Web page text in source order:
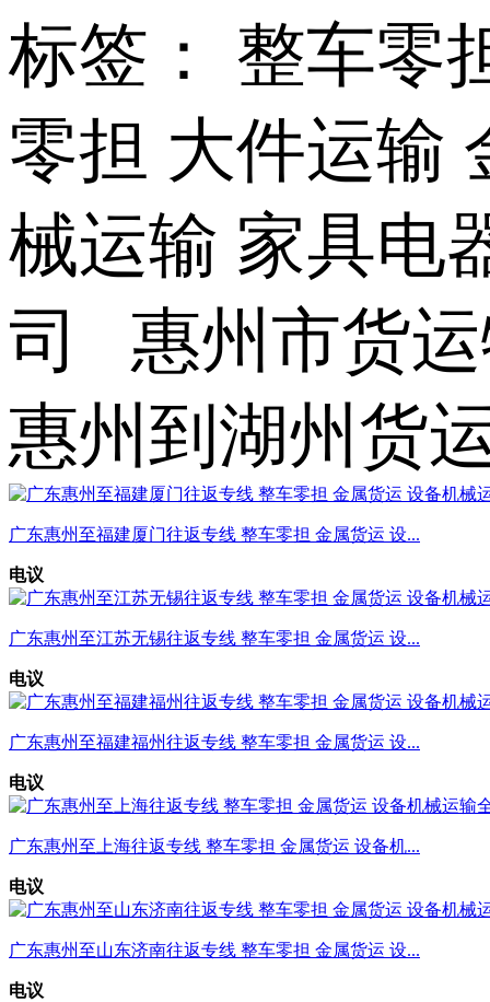
标签： 整车零
零担 大件运输
械运输 家具电
司 惠州市货
惠州到湖州货
广东惠州至福建厦门往返专线 整车零担 金属货运 设...
电议
广东惠州至江苏无锡往返专线 整车零担 金属货运 设...
电议
广东惠州至福建福州往返专线 整车零担 金属货运 设...
电议
广东惠州至上海往返专线 整车零担 金属货运 设备机...
电议
广东惠州至山东济南往返专线 整车零担 金属货运 设...
电议